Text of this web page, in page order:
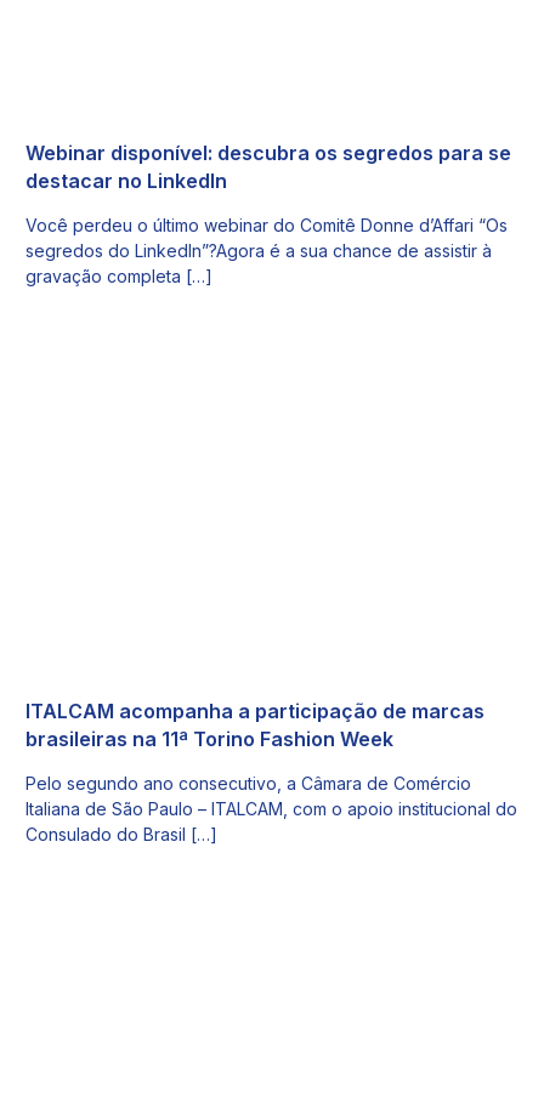
Webinar disponível: descubra os segredos para se
destacar no LinkedIn
Você perdeu o último webinar do Comitê Donne d’Affari “Os
segredos do LinkedIn”?Agora é a sua chance de assistir à
gravação completa […]
ITALCAM acompanha a participação de marcas
brasileiras na 11ª Torino Fashion Week
Pelo segundo ano consecutivo, a Câmara de Comércio
Italiana de São Paulo – ITALCAM, com o apoio institucional do
Consulado do Brasil […]